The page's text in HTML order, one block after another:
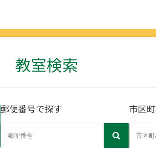
教室検索
郵便番号で探す 市区